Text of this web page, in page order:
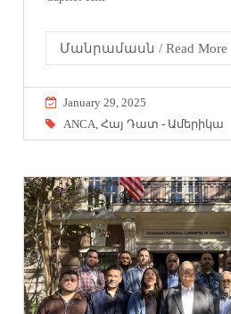
Մանրամասն / Read More
January 29, 2025
ANCA,Հայ Դատ - Ամերիկա